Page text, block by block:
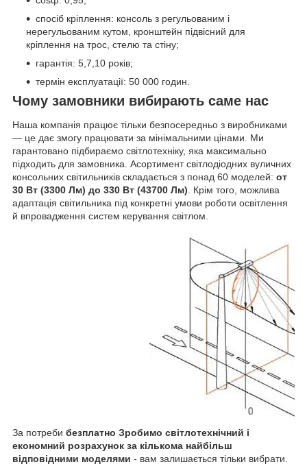
спосіб кріплення: консоль з регульованим і
нерегульованим кутом, кронштейн підвісний для
кріплення на трос, стелю та стіну;
гарантія: 5,7,10 років;
термін експлуатації: 50 000 годин.
Чому замовники вибирають саме нас
Наша компанія працює тільки безпосередньо з виробниками
— це дає змогу працювати за мінімальними цінами. Ми
гарантовано підбираємо світлотехніку, яка максимально
підходить для замовника. Асортимент світлодіодних вуличних
консольних світильників складається з понад 60 моделей: от
30 Вт (3300 Лм) до 330 Вт (43700 Лм). Крім того, можлива
адаптація світильника під конкретні умови роботи освітлення
й впровадження систем керування світлом.
За потреби безплатно Зробимо світлотехнічний і
економний розрахунок за кількома найбільш
відповідними моделями - вам залишається тільки вибрати.